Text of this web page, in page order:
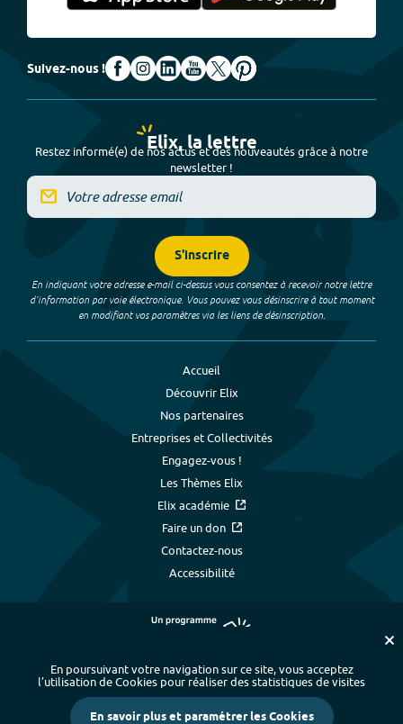
Suivez-nous !
Elix, la lettre
Restez informé(e) de nos actus et des nouveautés grâce à notre
newsletter !
S'inscrire
En indiquant votre adresse e-mail ci-dessus vous consentez à recevoir notre lettre
d’information par voie électronique. Vous pouvez vous désinscrire à tout moment
en modifiant vos paramètres via les liens de désinscription.
Accueil
Découvrir Elix
Nos partenaires
Entreprises et Collectivités
Engagez-vous !
Les Thèmes Elix
Elix académie
Faire un don
Contactez-nous
Accessibilité
Plan du site - Index alphabétique
-
Mentions légales et données personnelles
- Paramétrer les cookies
En poursuivant votre navigation sur ce site, vous acceptez
l’utilisation de Cookies pour réaliser des statistiques de visites
En savoir plus et paramétrer les Cookies